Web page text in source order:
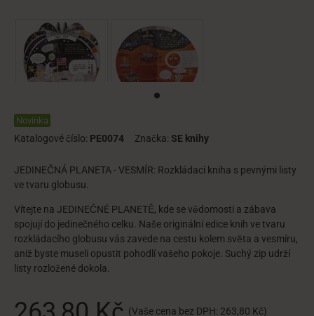
Novinka
Katalogové číslo: PE0074 Značka: SE knihy
JEDINEČNÁ PLANETA - VESMÍR: Rozkládací kniha s pevnými listy
ve tvaru globusu.
Vítejte na JEDINEČNÉ PLANETĚ, kde se vědomosti a zábava
spojují do jedinečného celku. Naše originální edice knih ve tvaru
rozkládacího globusu vás zavede na cestu kolem světa a vesmíru,
aniž byste museli opustit pohodlí vašeho pokoje. Suchý zip udrží
listy rozložené dokola.
(Vaše cena bez DPH: 263,80 Kč)